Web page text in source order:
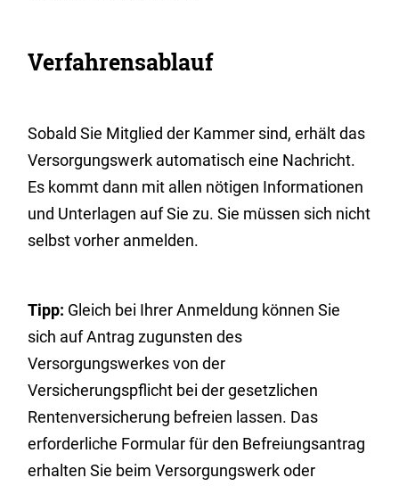
Verfahrensablauf
Sobald Sie Mitglied der Kammer sind, erhält das
Versorgungswerk automatisch eine Nachricht.
Es kommt dann mit allen nötigen Informationen
und Unterlagen auf Sie zu. Sie müssen sich nicht
selbst vorher anmelden.
Tipp: Gleich bei Ihrer Anmeldung können Sie
sich auf Antrag zugunsten des
Versorgungswerkes von der
Versicherungspflicht bei der gesetzlichen
Rentenversicherung befreien lassen. Das
erforderliche Formular für den Befreiungsantrag
erhalten Sie beim Versorgungswerk oder